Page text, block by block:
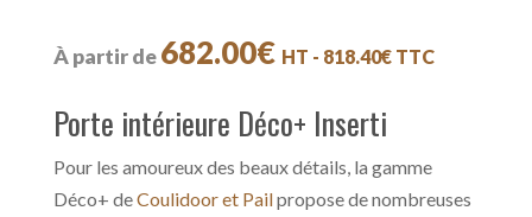
À partir de682.00€ HT - 818.40€TTC
Porte intérieure Déco+ Inserti
Pour les amoureux des beaux détails, la gamme
Déco+ deCoulidoor et Pailpropose de nombreuses